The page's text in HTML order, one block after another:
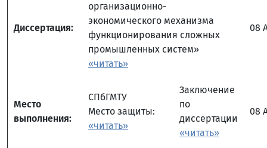
Диссертация:
организационно-
экономического механизма
функционирования сложных
промышленных систем»
«читать»
08
Место
выполнения:
СПбГМТУ
Место защиты:
«читать»
Заключение
по
диссертации
«читать»
08